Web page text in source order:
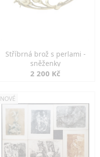
Stříbrná brož s perlami -
sněženky
2 200 Kč
NOVÉ